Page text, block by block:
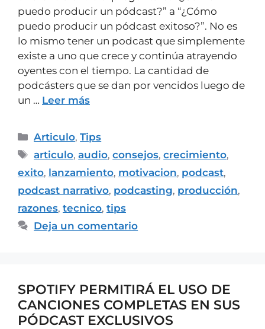
puedo producir un pódcast?” a “¿Cómo
puedo producir un pódcast exitoso?”. No es
lo mismo tener un podcast que simplemente
existe a uno que crece y continúa atrayendo
oyentes con el tiempo. La cantidad de
podcásters que se dan por vencidos luego de
un … Leer más
Articulo,Tips
articulo,audio,consejos,crecimiento,
exito, lanzamiento, motivacion, podcast,
podcast narrativo, podcasting, producción,
razones, tecnico, tips
Deja un comentario
SPOTIFY PERMITIRÁ EL USO DE
CANCIONES COMPLETAS EN SUS
PÓDCAST EXCLUSIVOS